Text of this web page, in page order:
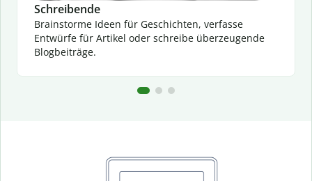
Schreibende
Brainstorme Ideen für Geschichten, verfasse
Entwürfe für Artikel oder schreibe überzeugende
Blogbeiträge.